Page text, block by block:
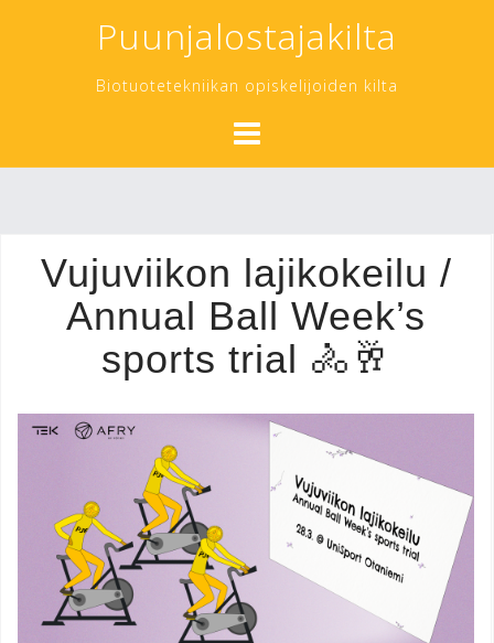
Puunjalostajakilta
Biotuotetekniikan opiskelijoiden kilta
Vujuviikon lajikokeilu /
Annual Ball Week’s
sports trial 🚴🥂